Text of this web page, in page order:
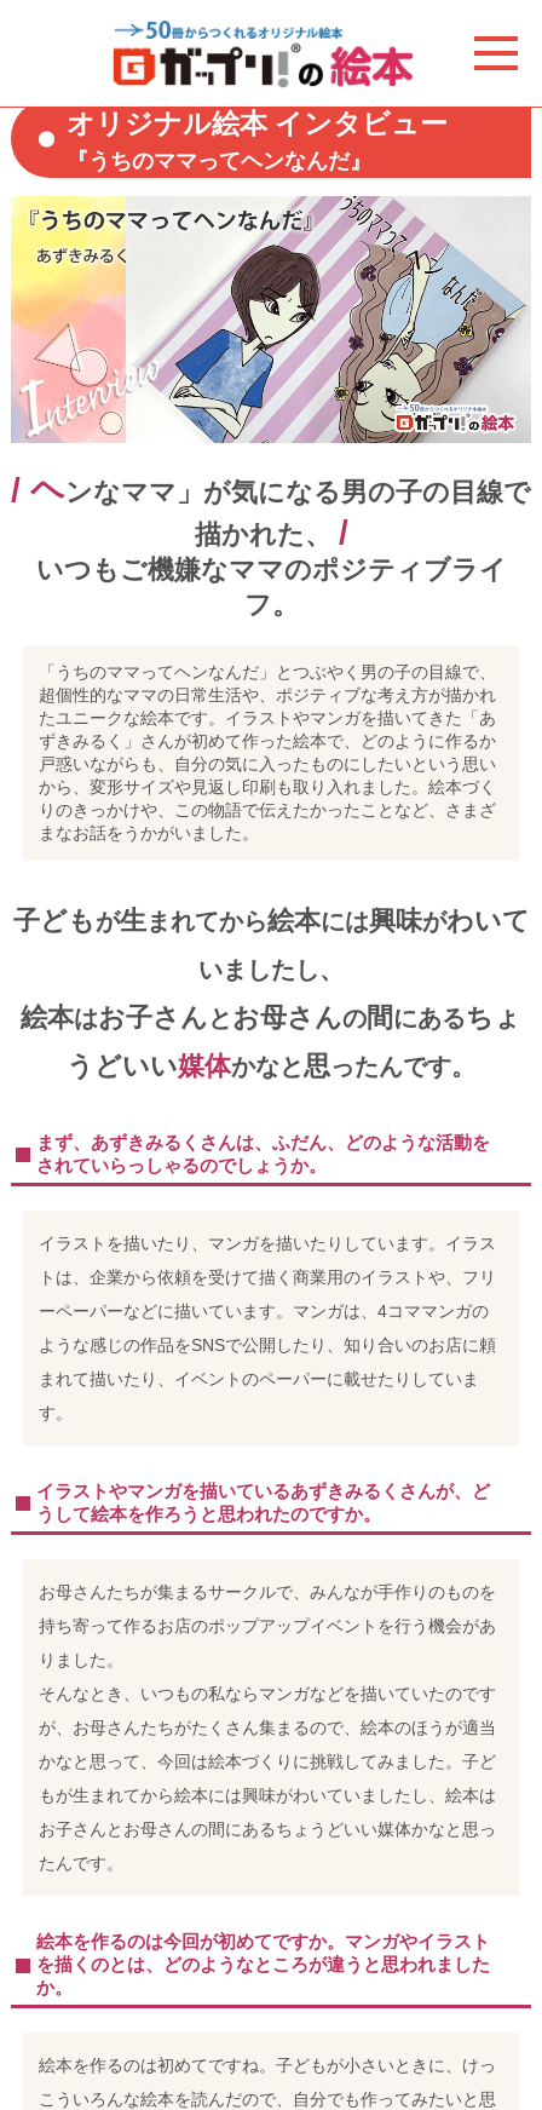
オリジナル絵本 インタビュー
『うちのママってヘンなんだ』
/ ヘンなママ」が気になる男の子の目線で
描かれた、 /
いつもご機嫌なママのポジティブライ
フ。
「うちのママってヘンなんだ」とつぶやく男の子の目線で、
超個性的なママの日常生活や、ポジティブな考え方が描かれ
たユニークな絵本です。イラストやマンガを描いてきた「あ
ずきみるく」さんが初めて作った絵本で、どのように作るか
戸惑いながらも、自分の気に入ったものにしたいという思い
から、変形サイズや見返し印刷も取り入れました。絵本づく
りのきっかけや、この物語で伝えたかったことなど、さまざ
まなお話をうかがいました。
子どもが生 まれてから絵本には興味がわいて
いましたし、
絵本はお子さんとお母さんの間 にあるちょ
うどいい媒体かなと思ったんです。
まず、あずきみるくさんは、ふだん、どのような活動を
されていらっしゃるのでしょうか。
イラストを描いたり、マンガを描いたりしています。イラス
トは、企業から依頼を受けて描く商業用のイラストや、フリ
ーペーパーなどに描いています。マンガは、4コママンガの
ような感じの作品をSNSで公開したり、知り合いのお店に頼
まれて描いたり、イベントのペーパーに載せたりしていま
す。
イラストやマンガを描いているあずきみるくさんが、ど
うして絵本を作ろうと思われたのですか。
お母さんたちが集まるサークルで、みんなが手作りのものを
持ち寄って作るお店のポップアップイベントを行う機会があ
りました。
そんなとき、いつもの私ならマンガなどを描いていたのです
が、お母さんたちがたくさん集まるので、絵本のほうが適当
かなと思って、今回は絵本づくりに挑戦してみました。子ど
もが生まれてから絵本には興味がわいていましたし、絵本は
お子さんとお母さんの間にあるちょうどいい媒体かなと思っ
たんです。
絵本を作るのは今回が初めてですか。マンガやイラスト
を描くのとは、どのようなところが違うと思われました
か。
絵本を作るのは初めてですね。子どもが小さいときに、けっ
こういろんな絵本を読んだので、自分でも作ってみたいと思